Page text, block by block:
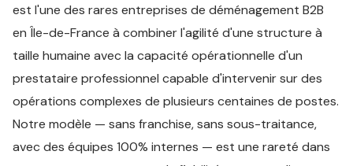
est l'une des rares entreprises de déménagement B2B
en Île-de-France à combiner l'agilité d'une structure à
taille humaine avec la capacité opérationnelle d'un
prestataire professionnel capable d'intervenir sur des
opérations complexes de plusieurs centaines de postes.
Notre modèle — sans franchise, sans sous-traitance,
avec des équipes 100% internes — est une rareté dans